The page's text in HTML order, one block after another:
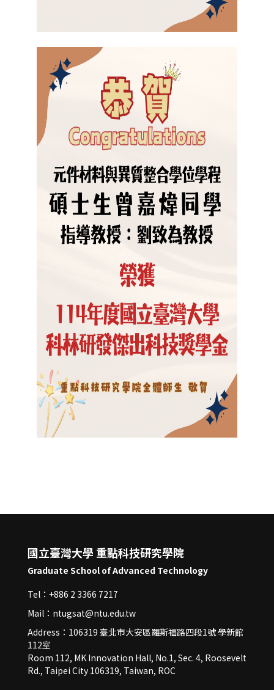
國立臺灣大學 重點科技研究學院
Graduate School of Advanced Technology
Tel：+886 2 3366 7217
Mail：ntugsat@ntu.edu.tw
Address：106319 臺北市大安區羅斯福路四段1號 學新館
112室
Room 112, MK Innovation Hall, No.1, Sec. 4, Roosevelt
Rd., Taipei City 106319, Taiwan, ROC